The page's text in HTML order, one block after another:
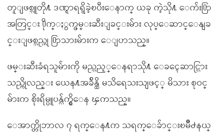
တူျဖစ္သူတို႔ ဒဏ္ရာရရွိခဲ့ၿပီးေနာက္ ယခု ကဲ့သို႔ ေက်း႐ြာ
အတြင္း ႐ိုက္ႏွက္ဖမ္းဆီးျခင္းမ်ား လုပ္ေဆာင္ေနျခ
င္းျဖစ္သည္ဟု ႐ြာသားမ်ားက ေျပာသည္။
ဖမ္းဆီးခံရသူမ်ားကို မည္သည့္ေနရာသို႔ ေခၚေဆာင္သြား
သည္ကိုလည္း ယေန႔အခ်ိန္ထိ မသိရေသးသျဖင့္ မိသား စုဝင္
မ်ားက စိုးရိမ္ပူပန္လ်က္ရွိေန ၾကသည္။
ေအာက္တိုဘာလ ၇ ရက္ေန႔က သရက္ေခ်ာင္းၿမိဳ႕နယ္